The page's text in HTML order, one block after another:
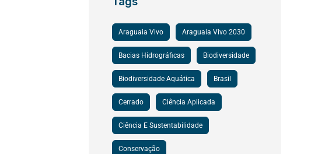
Araguaia Vivo Araguaia Vivo 2030
Bacias Hidrográficas Biodiversidade
Biodiversidade Aquática Brasil
Cerrado Ciência Aplicada
Ciência E Sustentabilidade
Conservação